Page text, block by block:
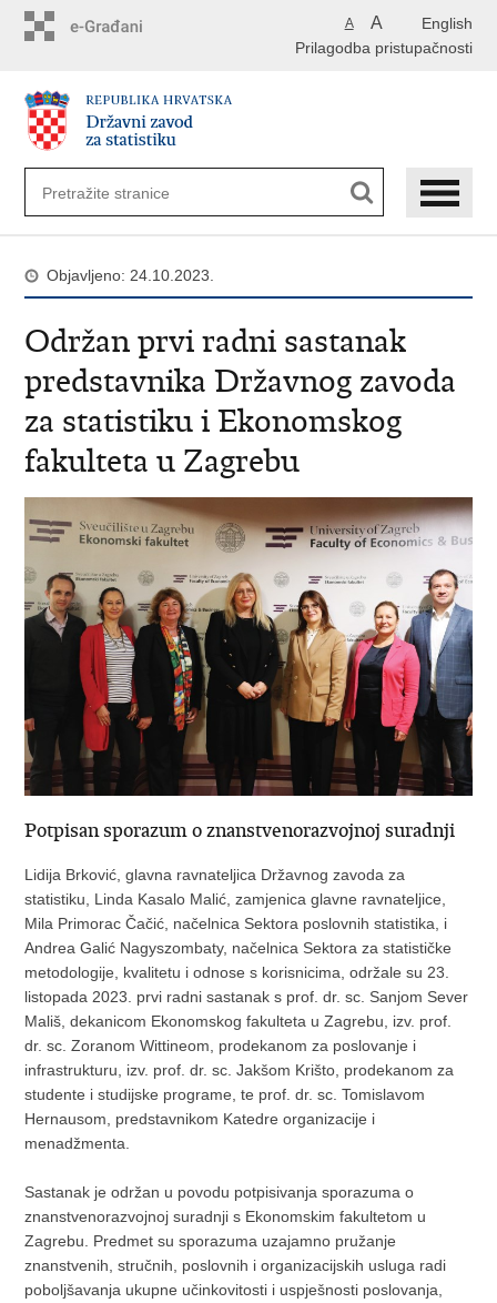
English
A A
Prilagodba pristupačnosti
Objavljeno: 24.10.2023.
Održan prvi radni sastanak
predstavnika Državnog zavoda
za statistiku i Ekonomskog
fakulteta u Zagrebu
Potpisan sporazum o znanstvenorazvojnoj suradnji
Lidija Brković, glavna ravnateljica Državnog zavoda za
statistiku, Linda Kasalo Malić, zamjenica glavne ravnateljice,
Mila Primorac Čačić, načelnica Sektora poslovnih statistika, i
Andrea Galić Nagyszombaty, načelnica Sektora za statističke
metodologije, kvalitetu i odnose s korisnicima, održale su 23.
listopada 2023. prvi radni sastanak s prof. dr. sc. Sanjom Sever
Mališ, dekanicom Ekonomskog fakulteta u Zagrebu, izv. prof.
dr. sc. Zoranom Wittineom, prodekanom za poslovanje i
infrastrukturu, izv. prof. dr. sc. Jakšom Krišto, prodekanom za
studente i studijske programe, te prof. dr. sc. Tomislavom
Hernausom, predstavnikom Katedre organizacije i
menadžmenta.
Sastanak je održan u povodu potpisivanja sporazuma o
znanstvenorazvojnoj suradnji s Ekonomskim fakultetom u
Zagrebu. Predmet su sporazuma uzajamno pružanje
znanstvenih, stručnih, poslovnih i organizacijskih usluga radi
poboljšavanja ukupne učinkovitosti i uspješnosti poslovanja,